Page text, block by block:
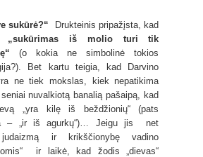
sukūrė?“ Drukteinis pripažįsta, kad
„sukūrimas iš molio turi tik
(o kokia ne simbolinė tokios
Bet kartu teigia, kad Darvino
ne tiek mokslas, kiek nepatikima
nuvalkiotą banalią pašaipą, kad
„yra kilę iš beždžionių“ (pats
– „ir iš agurkų“)… Jeigu jis net
ir krikščionybę vadino
ir laikė, kad žodis „dievas“